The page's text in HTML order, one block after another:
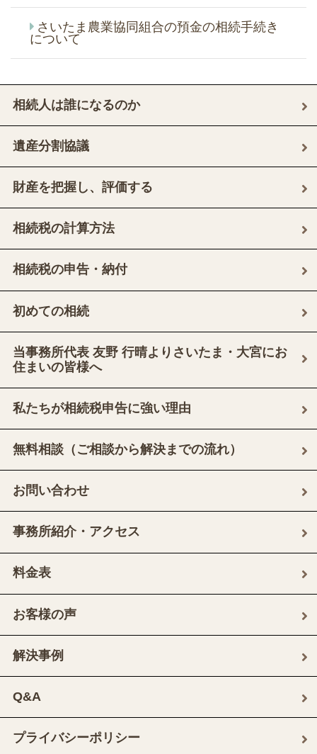
さいたま農業協同組合の預金の相続手続き
について
相続人は誰になるのか
遺産分割協議
財産を把握し、評価する
相続税の計算方法
相続税の申告・納付
初めての相続
当事務所代表 友野 行晴よりさいたま・大宮にお
住まいの皆様へ
私たちが相続税申告に強い理由
無料相談（ご相談から解決までの流れ）
お問い合わせ
事務所紹介・アクセス
料金表
お客様の声
解決事例
Q&A
プライバシーポリシー